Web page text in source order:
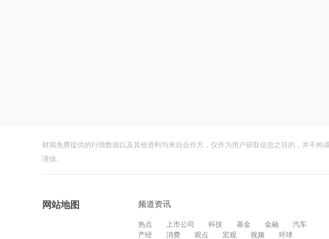
财闻免费提供的行情数据以及其他资料均来自合作方，仅作为用户获取信息之目的，并不
谨慎。
网站地图 频道资讯
热点 上市公司 科技 基金 金融
汽车
产经
消费 观点 宏观 视频 环球